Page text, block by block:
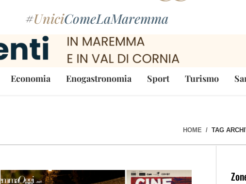
#UniciComeLaMaremma
Economia Enogastronomia Sport Turismo
HOME TAG